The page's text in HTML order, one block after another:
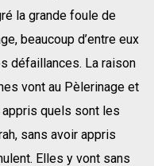
la grande foule de
beaucoup d’entre eux
défaillances. La raison
vont au Pèlerinage et
appris quels sont les
sans avoir appris
Elles y vont sans